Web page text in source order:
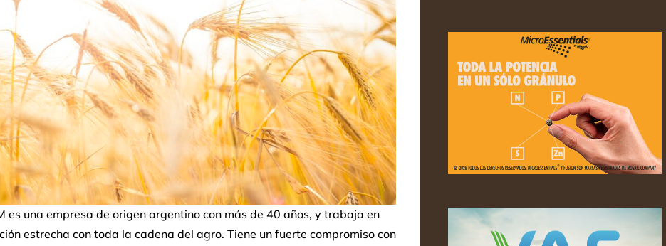
es una empresa de origen argentino con más de 40 años, y trabaja en
estrecha con toda la cadena del agro. Tiene un fuerte compromiso con